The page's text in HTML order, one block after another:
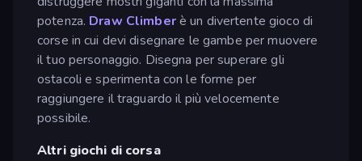
potenza. Draw Climberè un divertente gioco di
corse in cui devi disegnare le gambe per muovere
il tuo personaggio. Disegna per superare gli
ostacoli e sperimenta con le forme per
raggiungere il traguardo il più velocemente
possibile.
Altri giochi di corsa